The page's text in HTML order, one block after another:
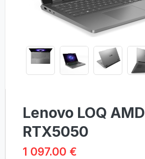
Lenovo LOQ AMD
RTX5050
1 097.00 €